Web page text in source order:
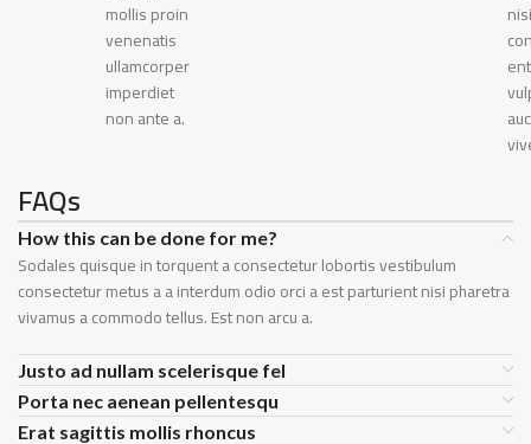
mollis proin
venenatis
ullamcorper
imperdiet
non ante a.
FAQs
How this can be done for me?
Sodales quisque in torquent a consectetur lobortis vestibulum
consectetur metus a a interdum odio orci a est parturient nisi pharetra
vivamus a commodo tellus. Est non arcu a.
Justo ad nullam scelerisque fel
Porta nec aenean pellentesqu
Erat sagittis mollis rhoncus